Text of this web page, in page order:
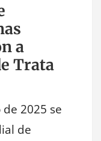
a
Trata
2025 se
de